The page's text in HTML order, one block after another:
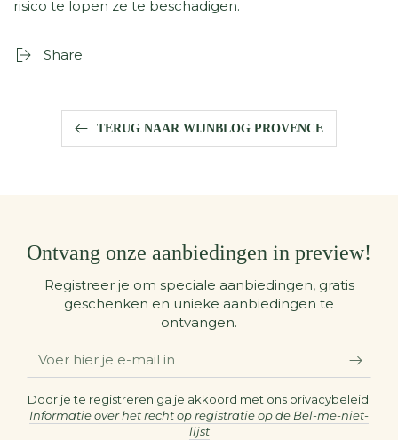
risico te lopen ze te beschadigen.
Share
TERUG NAAR WIJNBLOG PROVENCE
Ontvang onze aanbiedingen in preview!
Registreer je om speciale aanbiedingen, gratis
geschenken en unieke aanbiedingen te
ontvangen.
Voer
hier
je
e-
Door je te registreren ga je akkoord met ons privacybeleid.
Informatie over het recht op registratie op de Bel-me-niet-
lijst